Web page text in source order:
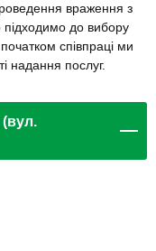
враження з
підходимо до вибору
співпраці ми
надання послуг.
(вул.